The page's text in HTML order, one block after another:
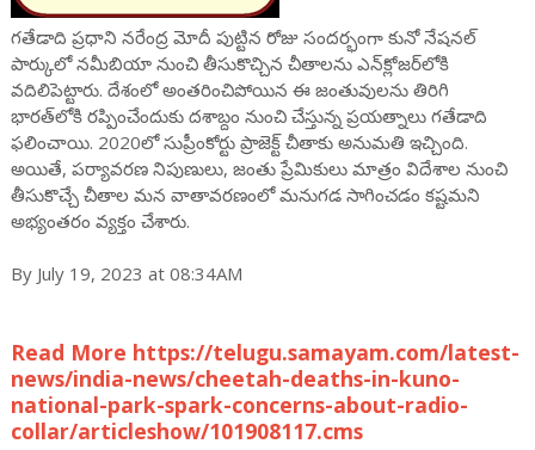
గతేడాది ప్రధాని నరేంద్ర మోదీ పుట్టిన రోజు సందర్భంగా కునో నేషనల్
పార్కులో నమీబియా నుంచి తీసుకొచ్చిన చీతాలను ఎన్‌క్లోజర్‌లోకి
వదిలిపెట్టారు. దేశంలో అంతరించిపోయిన ఈ జంతువులను తిరిగి
భారత్‌లోకి రప్పించేందుకు దశాబ్దం నుంచి చేస్తున్న ప్రయత్నాలు గతేడాది
ఫలించాయి. 2020లో సుప్రీంకోర్టు ప్రాజెక్ట్ చీతాకు అనుమతి ఇచ్చింది.
అయితే, పర్యావరణ నిపుణులు, జంతు ప్రేమికులు మాత్రం విదేశాల నుంచి
తీసుకొచ్చే చీతాల మన వాతావరణంలో మనుగడ సాగించడం కష్టమని
అభ్యంతరం వ్యక్తం చేశారు.
By July 19, 2023 at 08:34AM
Read More https://telugu.samayam.com/latest-
news/india-news/cheetah-deaths-in-kuno-
national-park-spark-concerns-about-radio-
collar/articleshow/101908117.cms